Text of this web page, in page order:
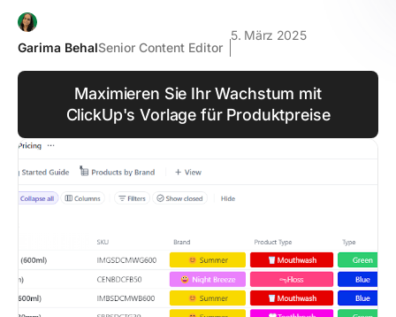
Garima BehalSenior Content Editor
5. März 2025
Maximieren Sie Ihr Wachstum mit
ClickUp's Vorlage für Produktpreise